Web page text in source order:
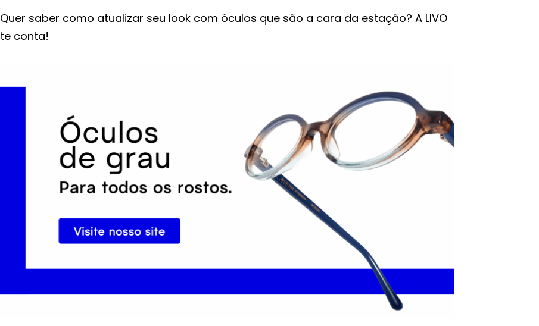
Quer saber como atualizar seu look com óculos que são a cara da estação? A LIVO
te conta!